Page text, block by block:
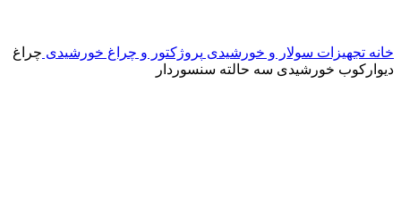
خانه تجهیزات سولار و خورشیدی پروژکتور و چراغ خورشیدی چراغ
دیوارکوب خورشیدی سه حالته سنسوردار